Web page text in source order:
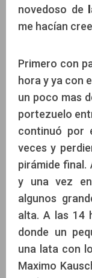
novedoso de
me hacían
Primero con
hora y ya con
un poco mas
portezuelo
continuó por
veces y
pirámide final.
y una vez
algunos
alta. A las 14
donde un
una lata con
Maximo